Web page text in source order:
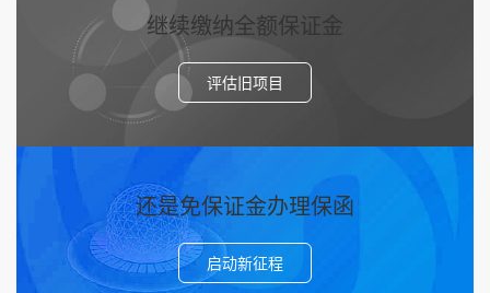
继续缴纳全额保证金
评估旧项目
还是免保证金办理保函
启动新征程